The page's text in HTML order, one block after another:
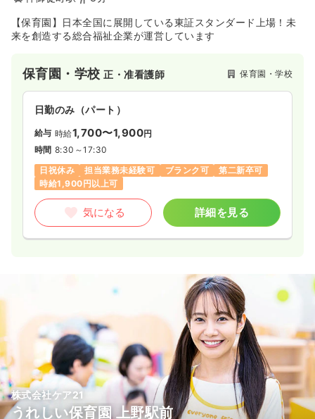
【保育園】日本全国に展開している東証スタンダード上場！未
来を創造する総合福祉企業が運営しています
保育園・学校正・准看護師 保育園・学校
日勤のみ（パート）
給与 時給1,700〜1,900円
時間 8:30～17:30
日祝休み
担当業務未経験可 ブランク可
第二新卒可
時給1,900円以上可
気になる 詳細を見る
株式会社ケア21
うれしい保育園 上野駅前